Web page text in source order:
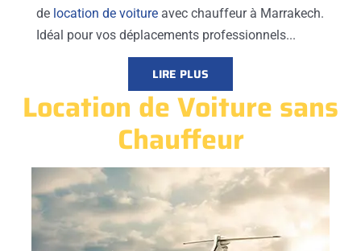
de location de voiture avec chauffeur à Marrakech.
Idéal pour vos déplacements professionnels...
LIRE PLUS
Location de Voiture sans
Chauffeur